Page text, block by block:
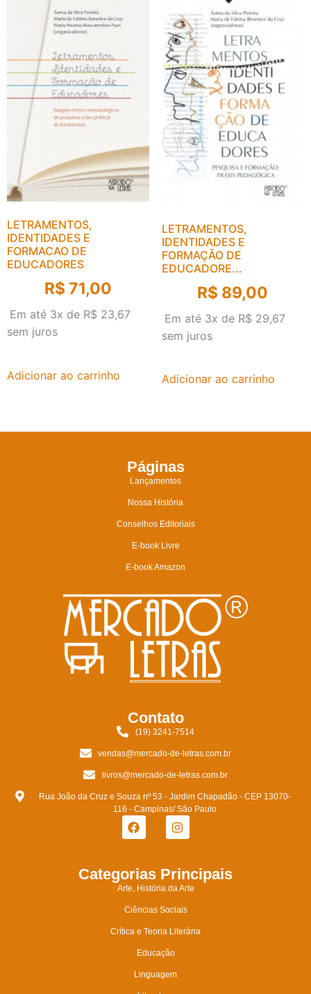
LETRAMENTOS,
IDENTIDADES E
FORMACAO DE
EDUCADORES
R$ 71,00
Em até 3x de R$ 23,67
sem juros
Adicionar ao carrinho
LETRAMENTOS,
IDENTIDADES E
FORMAÇÃO DE
EDUCADORE...
R$ 89,00
Em até 3x de R$ 29,67
sem juros
Adicionar ao carrinho
Páginas
Lançamentos
Nossa História
Conselhos Editoriais
E-book Livre
E-book Amazon
Contato
(19) 3241-7514
vendas@mercado-de-letras.com.br
livros@mercado-de-letras.com.br
Rua João da Cruz e Souza nº 53 - Jardim Chapadão - CEP 13070-
116 - Campinas/ São Paulo
Categorias Principais
Arte, História da Arte
Ciências Sociais
Crítica e Teoria Literária
Educação
Linguagem